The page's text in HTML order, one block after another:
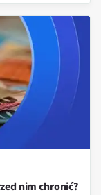
nim chronić?